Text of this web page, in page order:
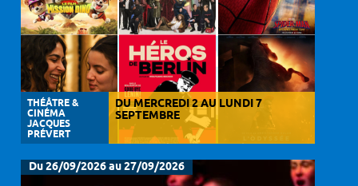
THÉÂTRE &
CINÉMA
JACQUES
PRÉVERT
DU MERCREDI 2 AU LUNDI 7
SEPTEMBRE
Du 26/09/2026 au 27/09/2026